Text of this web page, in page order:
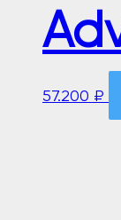
57.200 ₽